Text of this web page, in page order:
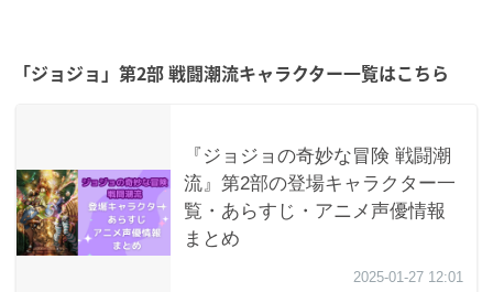
「ジョジョ」第2部 戦闘潮流キャラクター一覧はこちら